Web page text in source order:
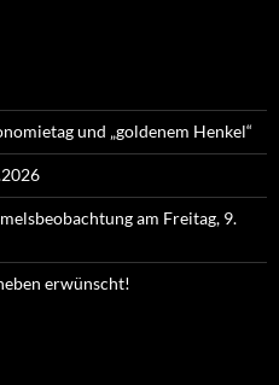
und „goldenem Henkel“
am Freitag, 9.
erwünscht!